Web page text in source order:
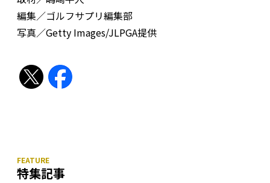
編集／ゴルフサプリ編集部
写真／Getty Images/JLPGA提供
特集記事